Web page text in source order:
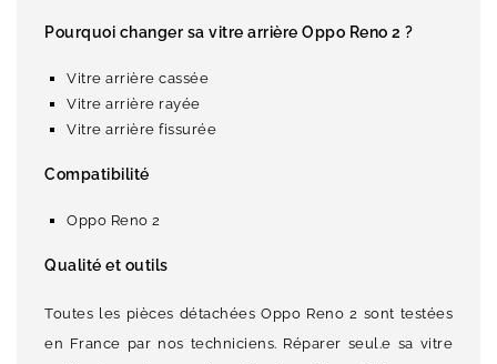
Pourquoi changer sa vitre arrière Oppo Reno 2 ?
Vitre arrière cassée
Vitre arrière rayée
Vitre arrière fissurée
Compatibilité
Oppo Reno 2
Qualité et outils
Toutes les pièces détachées Oppo Reno 2 sont testées
en France par nos techniciens. Réparer seul.e sa vitre